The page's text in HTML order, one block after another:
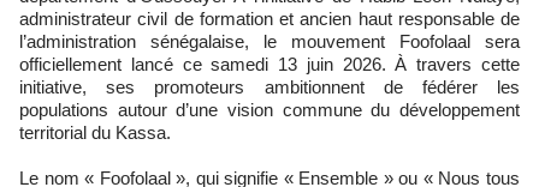
administrateur civil de formation et ancien haut responsable de
l’administration sénégalaise, le mouvement Foofolaal sera
officiellement lancé ce samedi 13 juin 2026. À travers cette
initiative, ses promoteurs ambitionnent de fédérer les
populations autour d’une vision commune du développement
territorial du Kassa.
Le nom « Foofolaal », qui signifie « Ensemble » ou « Nous tous